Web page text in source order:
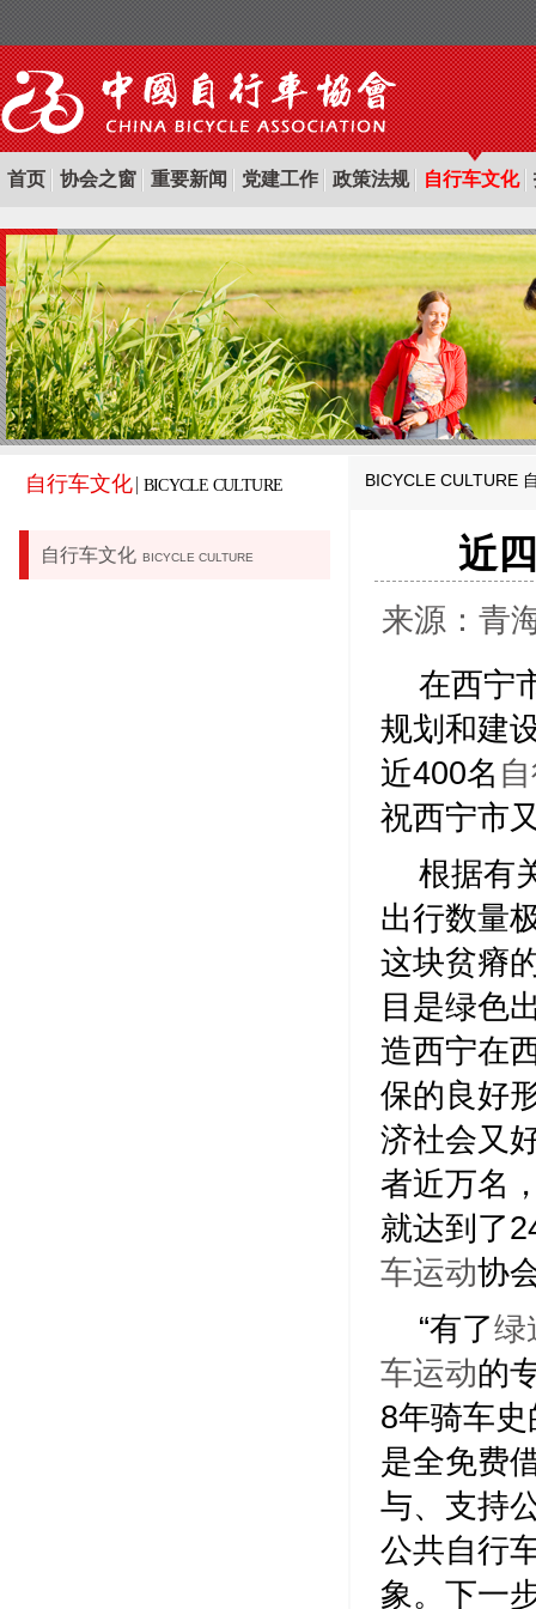
首页 协会之窗 重要新闻 党建工作 政策法规 自行车文化
自行车文化 BICYCLE CULTURE
自行车文化 BICYCLE CULTURE
BICYCLE CULTURE
近
来源：青
在西宁
规划和建
近400名
祝西宁市
根据有
出行数量
这块贫瘠
目是绿色
造西宁在
保的良好
济社会又
者近万名
就达到了
车运动协
“有了绿
车运动的
8年骑车
是全免费
与、支持
公共自行
象。下一